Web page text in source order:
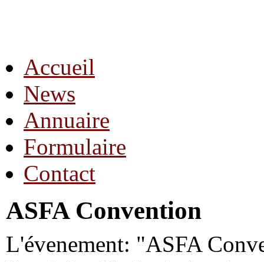
Accueil
News
Annuaire
Formulaire
Contact
ASFA Convention
L'évenement: "ASFA